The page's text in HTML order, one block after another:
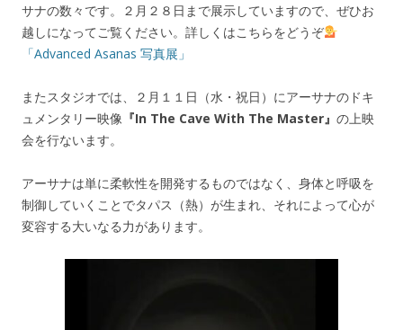
サナの数々です。２月２８日まで展示していますので、ぜひお
越しになってご覧ください。詳しくはこちらをどうぞ
「Advanced Asanas 写真展」
またスタジオでは、２月１１日（水・祝日）にアーサナのドキ
ュメンタリー映像 『In The Cave With The Master』 の上映
会を行ないます。
アーサナは単に柔軟性を開発するものではなく、身体と呼吸を
制御していくことでタパス（熱）が生まれ、それによって心が
変容する大いなる力があります。